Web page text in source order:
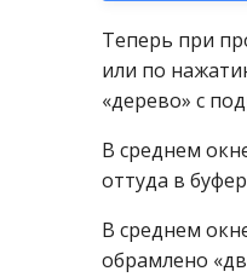
Теперь при
или по
«дерево» с
В среднем
оттуда в
В среднем
обрамлено